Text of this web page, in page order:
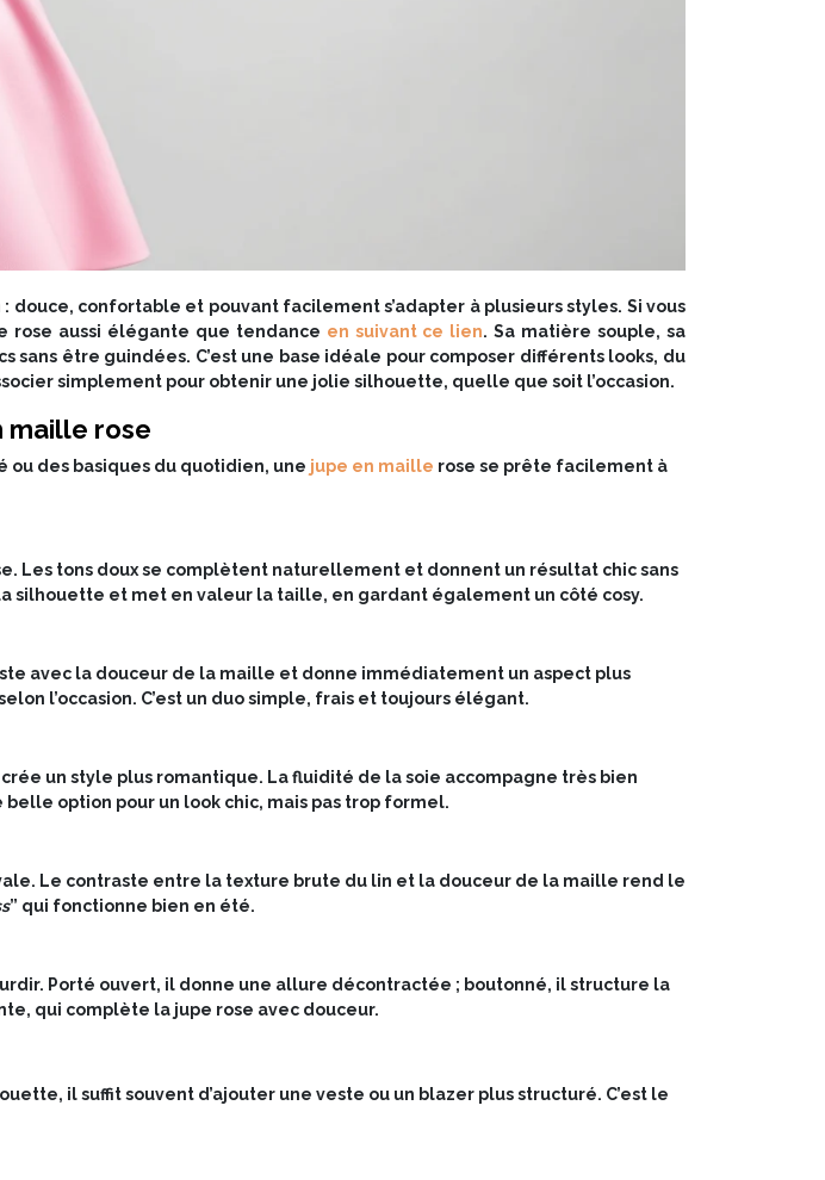
confortable et pouvant facilement s’adapter à plusieurs styles. Si vous
rose aussi élégante que tendance en suivant ce lien. Sa matière souple, sa
être guindées. C’est une base idéale pour composer différents looks, du
simplement pour obtenir une jolie silhouette, quelle que soit l’occasion.
maille rose
ou des basiques du quotidien, une jupe en maille rose se prête facilement à
Les tons doux se complètent naturellement et donnent un résultat chic sans
et met en valeur la taille, en gardant également un côté cosy.
avec la douceur de la maille et donne immédiatement un aspect plus
l’occasion. C’est un duo simple, frais et toujours élégant.
un style plus romantique. La fluidité de la soie accompagne très bien
belle option pour un look chic, mais pas trop formel.
Le contraste entre la texture brute du lin et la douceur de la maille rend le
” qui fonctionne bien en été.
Porté ouvert, il donne une allure décontractée ; boutonné, il structure la
qui complète la jupe rose avec douceur.
il suffit souvent d’ajouter une veste ou un blazer plus structuré. C’est le